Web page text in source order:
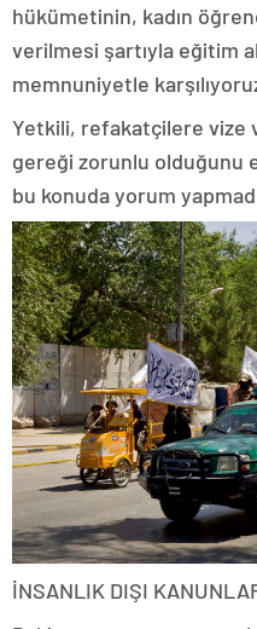
hükümetinin, kadın
verilmesi şartıyla eğitim
memnuniyetle
Yetkili, refakatçilere vize
gereği zorunlu olduğunu
bu konuda yorum
İNSANLIK DIŞI